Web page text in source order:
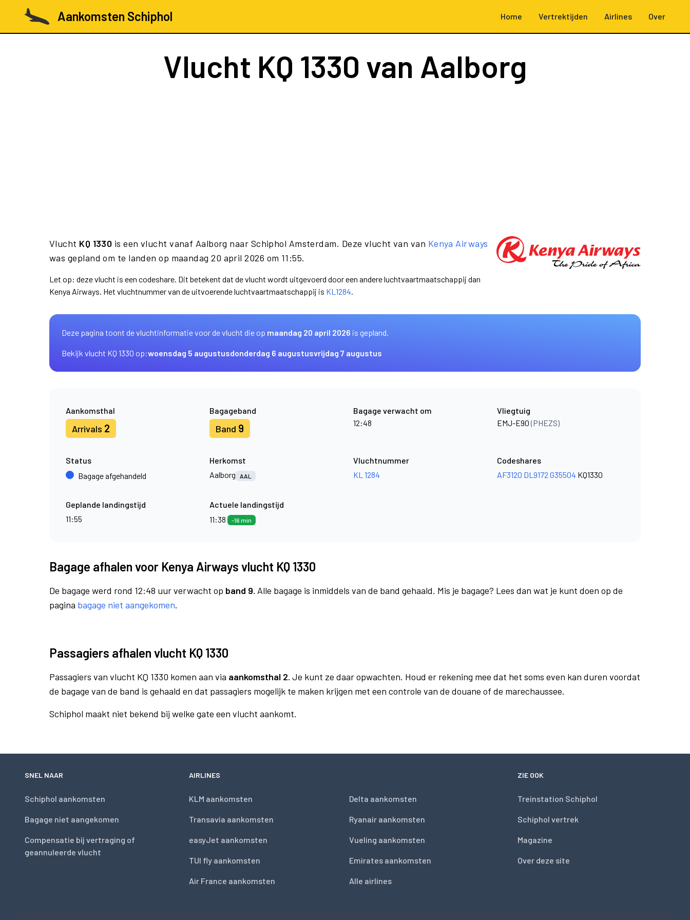
Aankomsten Schiphol Home Vertrektijden Airlines Over
Vlucht KQ 1330 van Aalborg
Vlucht KQ 1330 is een vlucht vanaf Aalborg naar Schiphol Amsterdam. Deze vlucht van van Kenya Airways
was gepland om te landen op maandag 20 april 2026 om 11:55.
Let op: deze vlucht is een codeshare. Dit betekent dat de vlucht wordt uitgevoerd door een andere luchtvaartmaatschappij dan
Kenya Airways. Het vluchtnummer van de uitvoerende luchtvaartmaatschappij is KL1284.
Deze pagina toont de vluchtinformatie voor de vlucht die op maandag 20 april 2026 is gepland.
Bekijk vlucht KQ 1330 op:woensdag 5 augustusdonderdag 6 augustusvrijdag 7 augustus
Aankomsthal
Arrivals 2
Bagageband
Band 9
Bagage verwacht om
12:48
Vliegtuig
EMJ-E90(PHEZS)
Status
Bagage afgehandeld
Herkomst
Aalborg
AAL
Vluchtnummer
KL 1284
Codeshares
AF3120 DL9172 G35504 KQ1330
Geplande landingstijd
11:55
Actuele landingstijd
11:38
-16 min
Bagage afhalen voor Kenya Airways vlucht KQ 1330
De bagage werd rond 12:48 uur verwacht op band 9. Alle bagage is inmiddels van de band gehaald. Mis je bagage? Lees dan wat je kunt doen op de
pagina bagage niet aangekomen.
Passagiers afhalen vlucht KQ 1330
Passagiers van vlucht KQ 1330 komen aan via aankomsthal 2. Je kunt ze daar opwachten. Houd er rekening mee dat het soms even kan duren voordat
de bagage van de band is gehaald en dat passagiers mogelijk te maken krijgen met een controle van de douane of de marechaussee.
Schiphol maakt niet bekend bij welke gate een vlucht aankomt.
SNEL NAAR
Schiphol aankomsten
Bagage niet aangekomen
Compensatie bij vertraging of
geannuleerde vlucht
AIRLINES
KLM aankomsten
Transavia aankomsten
easyJet aankomsten
TUI fly aankomsten
Air France aankomsten
Delta aankomsten
Ryanair aankomsten
Vueling aankomsten
Emirates aankomsten
Alle airlines
ZIE OOK
Treinstation Schiphol
Schiphol vertrek
Magazine
Over deze site